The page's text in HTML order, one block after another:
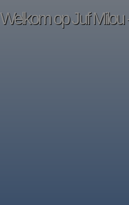
Welkom op Juf Milou